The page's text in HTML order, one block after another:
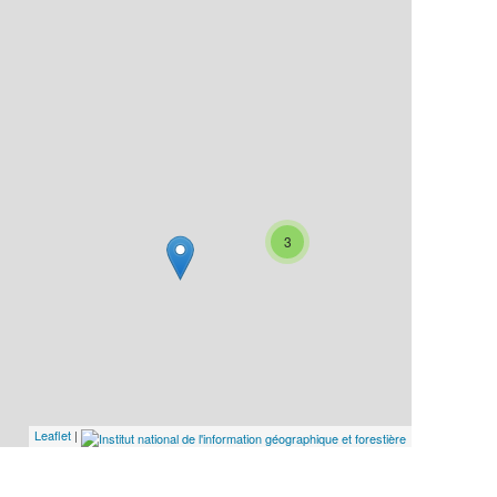
3
Leaflet |